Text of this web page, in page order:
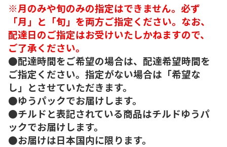
※月のみや旬のみの指定はできません。必ず
「月」と「旬」を両方ご指定ください。なお、
配達日のご指定はお受けいたしかねますので、
ご了承ください。
●配達時間をご希望の場合は、配達希望時間を
ご指定ください。指定がない場合は「希望な
し」とさせていただきます。
●ゆうパックでお届けします。
●チルドと表記されている商品はチルドゆうパ
ックでお届けします。
●お届けは日本国内に限ります。